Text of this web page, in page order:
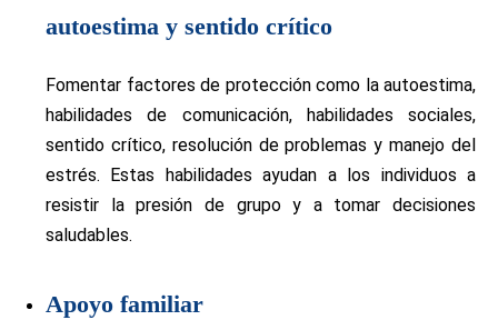
autoestima y sentido crítico
Fomentar factores de protección como la autoestima,
habilidades de comunicación, habilidades sociales,
sentido crítico, resolución de problemas y manejo del
estrés. Estas habilidades ayudan a los individuos a
resistir la presión de grupo y a tomar decisiones
saludables.
Apoyo familiar